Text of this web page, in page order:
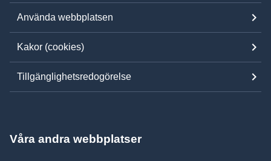
Använda webbplatsen
Kakor (cookies)
Tillgänglighetsredogörelse
Våra andra webbplatser